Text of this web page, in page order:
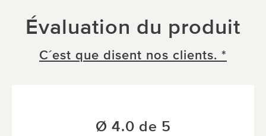
Évaluation du produit
C´est que disent nos clients. *
Ø 4.0 de 5